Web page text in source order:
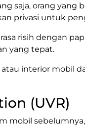
saja, orang yang
privasi untuk
risih dengan
yang tepat.
interior mobil
(UVR)
mobil